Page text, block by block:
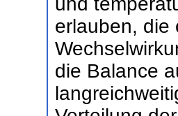
erlauben, die
die Balance